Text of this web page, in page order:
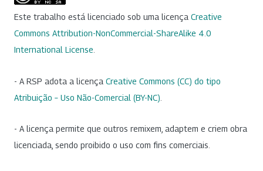
Este trabalho está licenciado sob uma licença Creative
Commons Attribution-NonCommercial-ShareAlike 4.0
International License
- A RSP adota a licença Creative Commons (CC) do tipo
Atribuição – Uso Não-Comercial (BY-NC)
- A licença permite que outros remixem, adaptem e criem obra
licenciada, sendo proibido o uso com fins comerciais.